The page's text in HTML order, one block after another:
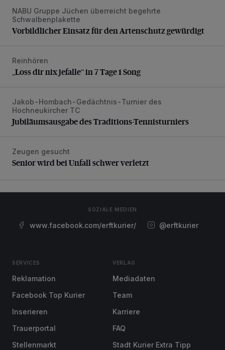
Vorbildlicher Einsatz für den Artenschutz gewürdigt
NABU Gruppe Jüchen überreicht begehrte
Schwalbenplakette
Vorbildlicher Einsatz für den Artenschutz gewürdigt
„Loss dir nix jefalle“ in 7 Tage 1 Song
Reinhören
„Loss dir nix jefalle“ in 7 Tage 1 Song
Jubiläumsausgabe des Traditions-Tennisturniers
Jakob-Hombach-Gedächtnis-Turnier des
Hochneukircher TC
Jubiläumsausgabe des Traditions-Tennisturniers
Senior wird bei Unfall schwer verletzt
Zeugen gesucht
Senior wird bei Unfall schwer verletzt
SOZIALE MEDIEN
www.facebook.com/erftkurier/ @erftkurier
SERVICES
Reklamation
Facebook Top Kurier
Inserieren
Trauerportal
Stellenmarkt
VERLAG
Mediadaten
Team
Karriere
FAQ
Stadt Kurier Extra Tipp